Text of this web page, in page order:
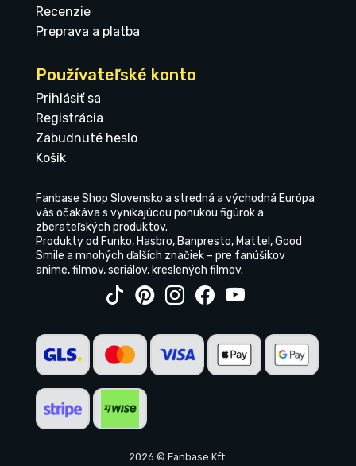
Recenzie
Preprava a platba
Používateľské konto
Prihlásiť sa
Registrácia
Zabudnuté heslo
Košík
Fanbase Shop Slovensko a stredná a východná Európa
vás očakáva s vynikajúcou ponukou figúrok a
zberateľských produktov.
Produkty od Funko, Hasbro, Banpresto, Mattel, Good
Smile a mnohých ďalších značiek – pre fanúšikov
anime, filmov, seriálov, kreslených filmov.
2026 © Fanbase Kft.